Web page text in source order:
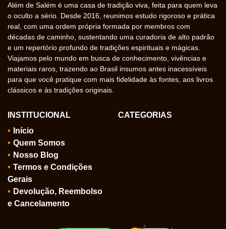
Além de Salém é uma casa de tradição viva, feita para quem leva
o oculto a sério. Desde 2016, reunimos estudo rigoroso e prática
real, com uma ordem própria formada por membros com
décadas de caminho, sustentando uma curadoria de alto padrão
e um repertório profundo de tradições espirituais e mágicas.
Viajamos pelo mundo em busca de conhecimento, vivências e
materiais raros, trazendo ao Brasil insumos antes inacessíveis
para que você pratique com mais fidelidade às fontes, aos livros
clássicos e às tradições originais.
INSTITUCIONAL
Início
Quem Somos
Nosso Blog
Termos e Condições
Gerais
Devolução, Reembolso
e Cancelamento
CATEGORIAS